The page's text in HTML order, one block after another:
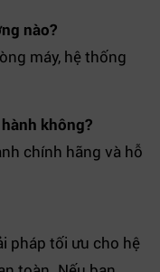
nào?
máy, hệ thống
không?
chính hãng và hỗ
pháp tối ưu cho hệ